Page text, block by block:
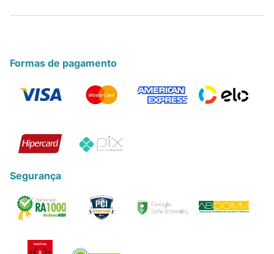
Formas de pagamento
Segurança